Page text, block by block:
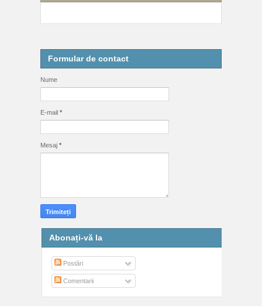
Formular de contact
Nume
E-mail *
Mesaj *
Abonați-vă la
Postări
Comentarii